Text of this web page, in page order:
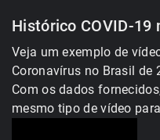
Histórico COVID-19
Veja um exemplo de
Coronavírus no Brasil
Com os dados
mesmo tipo de vídeo